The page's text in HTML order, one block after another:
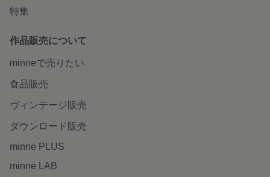
特集
作品販売について
minneで売りたい
食品販売
ヴィンテージ販売
ダウンロード販売
minne PLUS
minne LAB